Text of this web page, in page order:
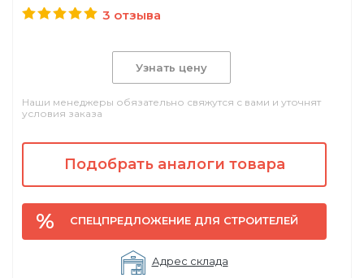
3 отзыва
Узнать цену
Наши менеджеры обязательно свяжутся с вами и уточнят
условия заказа
Подобрать аналоги товара
СПЕЦПРЕДЛОЖЕНИЕ ДЛЯ СТРОИТЕЛЕЙ
Адрес склада